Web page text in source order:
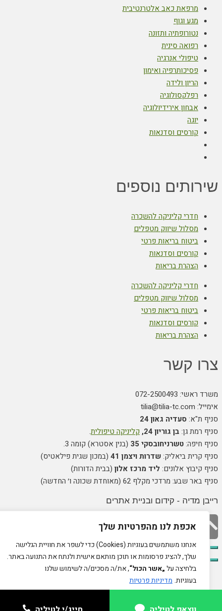
אכפת לנו מהפרטיות שלך
אנחנו משתמשים בעוגיות (Cookies) כדי לשפר את חוויית הגלישה
שלך, להציג פרסומות או תוכן מותאם אישית ולנתח את התנועה באתר.
בלחיצה על„אשר הכול“, את/ה מסכים/ה לשימוש שלנו
בעוגיות.מדיניות פרטיות
התאמה אישית חסום הכל אשר הכל
מרפאת כאב אלטרנטיבית
מגע וגוף
נטורופתיה ותזונה
רפואה סינית
טיפולי אנרגיה
פסיכותרפיה ואימון
הריון ולידה
רפלקסולוגיה
אבחון אירידיולוגיה
יוגה
קורסים וסדנאות
שירותים נוספים
חדרי קליניקה להשכרה
מסלול שיווק מטפלים
ביטוח בריאות פרטי
קורסים וסדנאות
הצהרת בריאות
חדרי קליניקה להשכרה
מסלול שיווק מטפלים
ביטוח בריאות פרטי
קורסים וסדנאות
הצהרת בריאות
צרו קשר
משרד ראשי: 072-2500493
אימייל: tilia@tilia-tc.com
סניף ת"א:סעדיה גאון 24
סניף רמת גן:בן גוריון 24, קליניקה טיפולית.
סניף חיפה:טשרניחובסקי 35
(בנין אסטרא) קומה 3.
סניף קרית ביאליק:שדרות ויצמן 41
(במכון שגית פילאטיס)
סניף קיבוץ אלונים:ליד מרכז אלון(בבית הדורות)
סניף באר שבע: מרדכי מקלף 62 (מאוחדת שכונה ו׳ החדשה)
רייבן מדיה - קידום ובניית אתרים
גלילה
לראש
העמוד